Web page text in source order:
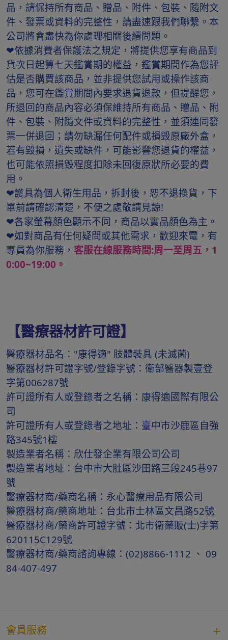
品，請保持所有商品、贈品、附件、包裝、隨附文
件、發票或資料的完整性，請盡速跟我們聯繫。本
公司將會盡快為你處理相關後續問題。
❤依據消費者保護法之規定，將提供您享有商品到
貨次日起算七天鑑賞期的權益，鑑賞期間作為您評
估是否購買該商品，並非提供您試用或操作該商
品，您可在鑑賞期間內要求退貨退款，但提醒您，
所退回的商品內容必須保維持所有商品、贈品、附
件、包裝、附隨文件或資料的完整性，並須連同發
票一併退回；請勿缺漏任何配件或損毁原廠外盒，
若有毀損，遺失或缺件，可能影響您退貨的權益，
也可能依照損毀程度扣除未回復原狀所必要的費
用。
❤護具為個人衛生用品，拆封後，恕不退換貨，下
單前請確認清楚，不便之處敬請見諒!
❤各家螢幕顏色顯示不同，商品以實品顏色為主。
❤如對商品有任何疑問或其他需求，歡迎來電，有
專員為你服務， 客服在線服務時間:周一至周五，1
0:00~19:00。
【醫療器材許可證】
醫療器材品名："康得適" 肢體裝具 (未滅菌)
醫療器材許可證字號/登錄字號：衛部醫器製壹登
字第006287號
許可證所有人或登錄者之名稱：康得適國際有限公
司
許可證所有人或登錄者之地址：臺中市沙鹿區自強
路345號1樓
製造業者名稱：欣仕發企業有限公司公司
製造業者地址：台中市大肚區沙田路三段245巷97
號
醫療器材商/藥商名稱：永心醫療用品有限公司
醫療器材商/藥商地址：台北市士林區文昌路52號
醫療器材商/藥商許可證字號：北市衛藥販(士)字第
620115C129號
醫療器材商/藥商諮詢專線：(02)8866-1112 、 09
84-407-497
會員服務